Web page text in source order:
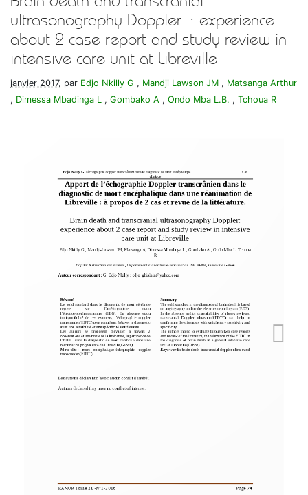
ultrasonography Doppler : experience
about 2 case report and study review in
intensive care unit at Libreville
janvier 2017, par Edjo Nkilly G , Mandji Lawson JM , Matsanga Arthur
, Dimessa Mbadinga L , Gombako A , Ondo Mba L.B. , Tchoua R